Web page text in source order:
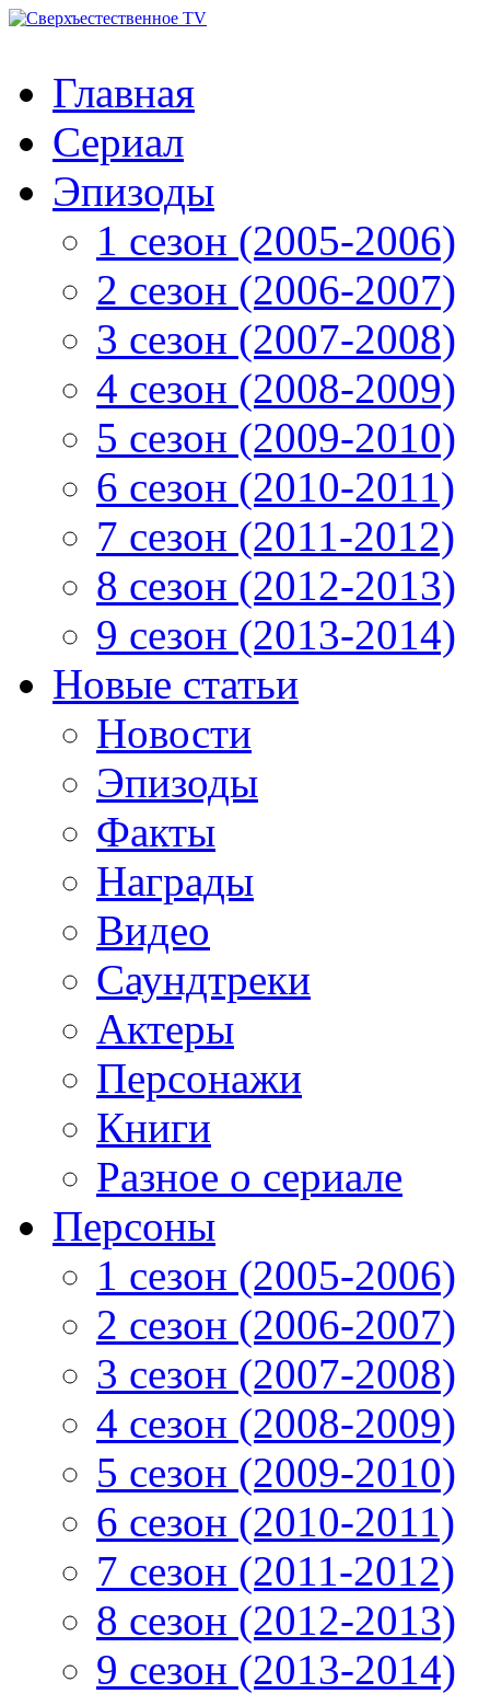
Главная
Сериал
Эпизоды
1 сезон (2005-2006)
2 сезон (2006-2007)
3 сезон (2007-2008)
4 сезон (2008-2009)
5 сезон (2009-2010)
6 сезон (2010-2011)
7 сезон (2011-2012)
8 сезон (2012-2013)
9 сезон (2013-2014)
Новые статьи
Новости
Эпизоды
Факты
Награды
Видео
Саундтреки
Актеры
Персонажи
Книги
Разное о сериале
Персоны
1 сезон (2005-2006)
2 сезон (2006-2007)
3 сезон (2007-2008)
4 сезон (2008-2009)
5 сезон (2009-2010)
6 сезон (2010-2011)
7 сезон (2011-2012)
8 сезон (2012-2013)
9 сезон (2013-2014)